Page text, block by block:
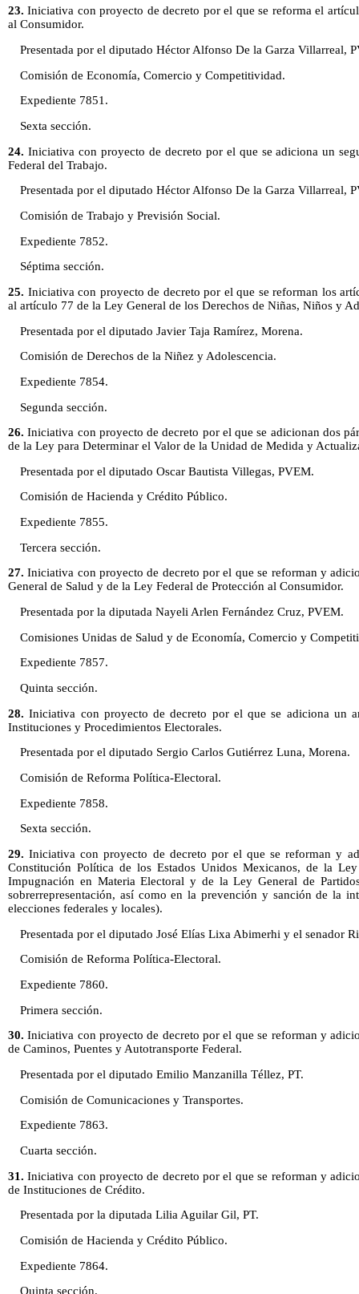
23. Iniciativa con proyecto de decreto por el que se reforma el
al Consumidor.
Presentada por el diputado Héctor Alfonso De la Garza Villarreal,
Comisión de Economía, Comercio y Competitividad.
Expediente 7851.
Sexta sección.
24. Iniciativa con proyecto de decreto por el que se adiciona un
Federal del Trabajo.
Presentada por el diputado Héctor Alfonso De la Garza Villarreal,
Comisión de Trabajo y Previsión Social.
Expediente 7852.
Séptima sección.
25. Iniciativa con proyecto de decreto por el que se reforman los
al artículo 77 de la Ley General de los Derechos de Niñas, Niños y
Presentada por el diputado Javier Taja Ramírez, Morena.
Comisión de Derechos de la Niñez y Adolescencia.
Expediente 7854.
Segunda sección.
26. Iniciativa con proyecto de decreto por el que se adicionan dos
de la Ley para Determinar el Valor de la Unidad de Medida y
Presentada por el diputado Oscar Bautista Villegas, PVEM.
Comisión de Hacienda y Crédito Público.
Expediente 7855.
Tercera sección.
27. Iniciativa con proyecto de decreto por el que se reforman y
General de Salud y de la Ley Federal de Protección al Consumidor.
Presentada por la diputada Nayeli Arlen Fernández Cruz, PVEM.
Comisiones Unidas de Salud y de Economía, Comercio y
Expediente 7857.
Quinta sección.
28. Iniciativa con proyecto de decreto por el que se adiciona un
Instituciones y Procedimientos Electorales.
Presentada por el diputado Sergio Carlos Gutiérrez Luna, Morena.
Comisión de Reforma Política-Electoral.
Expediente 7858.
Sexta sección.
29. Iniciativa con proyecto de decreto por el que se reforman y
Constitución Política de los Estados Unidos Mexicanos, de la
Impugnación en Materia Electoral y de la Ley General de
sobrerrepresentación, así como en la prevención y sanción de la
elecciones federales y locales).
Presentada por el diputado José Elías Lixa Abimerhi y el senador
Comisión de Reforma Política-Electoral.
Expediente 7860.
Primera sección.
30. Iniciativa con proyecto de decreto por el que se reforman y
de Caminos, Puentes y Autotransporte Federal.
Presentada por el diputado Emilio Manzanilla Téllez, PT.
Comisión de Comunicaciones y Transportes.
Expediente 7863.
Cuarta sección.
31. Iniciativa con proyecto de decreto por el que se reforman y
de Instituciones de Crédito.
Presentada por la diputada Lilia Aguilar Gil, PT.
Comisión de Hacienda y Crédito Público.
Expediente 7864.
Quinta sección.